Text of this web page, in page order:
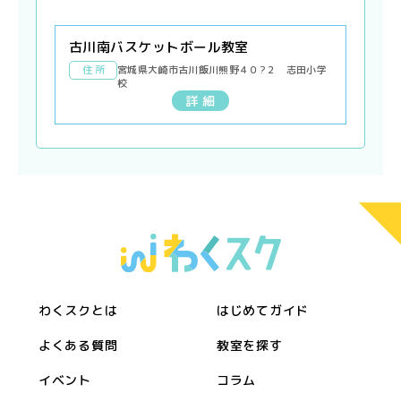
古川南バスケットボール教室
住 所
宮城県大崎市古川飯川熊野４０?２ 志田小学
校
詳 細
わくスクとは はじめてガイド
よくある質問 教室を探す
イベント コラム